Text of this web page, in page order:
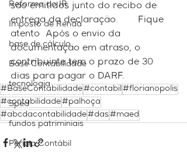
Reforma do IR
Imposto de Renda
base de cálculo
Base Contabilidade
tecnologia
Sped
fundos patriminiais
Perícia Contábil
são emitidos junto do recibo de
entrega da declaração.⠀ ⠀ Fique
atento  Após o envio da
documentação em atraso, o
contribuinte tem o prazo de 30
dias para pagar o DARF.⠀
#BaseContabilidade#contabil#florianopolis
#contabilidade#palhoça
#abcdacontabilidade#das#maed